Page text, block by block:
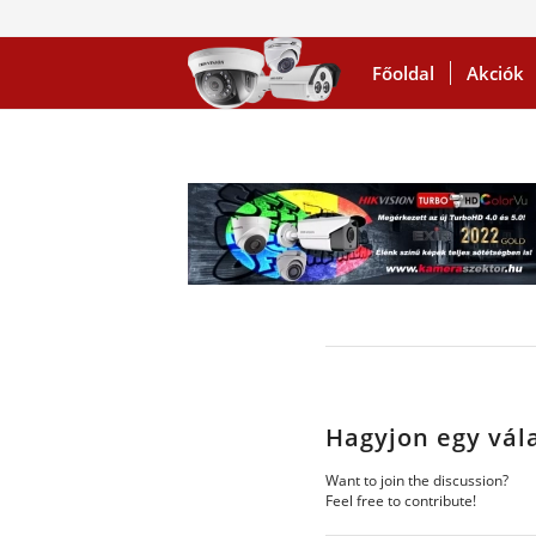
Főoldal Akciók
Hagyjon egy
Want to join the discussion?
Feel free to contribute!